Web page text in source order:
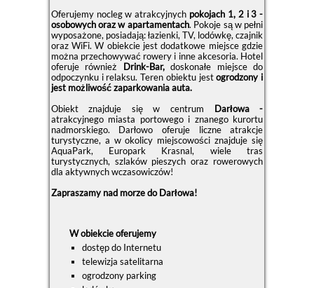
Oferujemy nocleg w atrakcyjnych pokojach 1, 2 i 3 -
osobowych oraz w apartamentach. Pokoje są w pełni
wyposażone, posiadają: łazienki, TV, lodówkę, czajnik
oraz WiFi. W obiekcie jest dodatkowe miejsce gdzie
można przechowywać rowery i inne akcesoria. Hotel
oferuje również Drink-Bar,doskonałe miejsce do
odpoczynku i relaksu. Teren obiektu jestogrodzony i
jest możliwość zaparkowania auta.
Obiekt znajduje się w centrum Darłowa -
atrakcyjnego miasta portowego i znanego kurortu
nadmorskiego. Darłowo oferuje liczne atrakcje
turystyczne, a w okolicy miejscowości znajduje się
AquaPark, Europark Krasnal, wiele tras
turystycznych, szlaków pieszych oraz rowerowych
dla aktywnych wczasowiczów!
Zapraszamy nad morze do Darłowa!
W obiekcie oferujemy
dostęp do Internetu
telewizja satelitarna
ogrodzony parking